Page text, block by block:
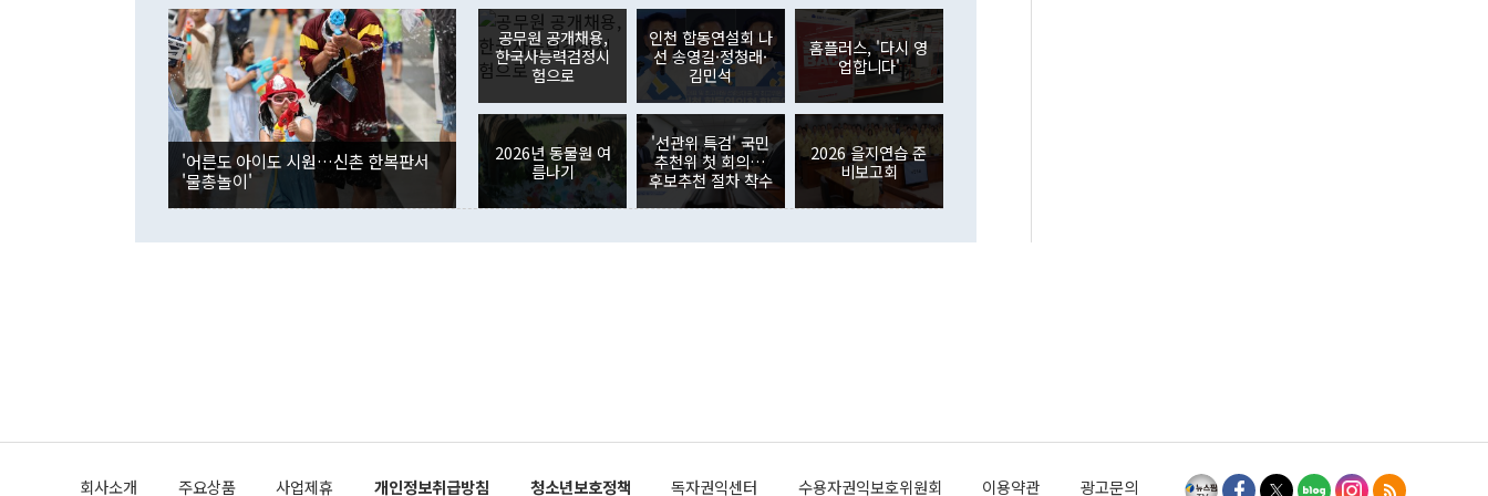
며 "정부 차원에서 (참석을) 검토하고 있다"고 발언한 데 대해서도 조 장관
은 "그것은 외교부의 몫"이라며 "아직 거기까지 진도가 나가지 않았다"고
잘랐다. 정 장관이 이날 소개한 대북 구상과 설명은 정부 내 조율을 거치지
않았다는 점에서 문제가 있다. 특히 주적 표현 대체와 국호 사용, 9·19 군
사합의 복원, 4자회담 추진 등은 통일부 장관이 결정할 사안이 아니어서 월
권이라는 지적이 나오고 있다. 이 대통령은 정 장관의 업무보고를 듣고 난
뒤 "여기 업무보고에 발표했다고 승인난 건 아니다"라고 재차 확인했다. 정
부의 한 소식통은 "정 장관의 발언 내용은 대부분 국가안전보장회의(NSC)
를 거쳐 결정된 사안이 아닌 정 장관의 개인적 생각에 가깝다"며 "안보 관
련 부처 장관이 정부의 공식 정책이 아닌 사안을 추진하겠다고 업무보고를
하고 대통령의 면전에서 '국군통수권자가 나서야 한다'고 주장한 것은 심각
이나 미국은 북한에 선비핵화를 공식적으로 요구한 적이 없기 때문이다. 지
공하는 방식으로 이뤄졌다. 1994년 북·미 제네바 기본합의는 핵시설 동결
였던 올해 3월(369억9000만달러)을 넘어선 것이다. 직접투자에서는 내국
인의 해외투자가 80억1000만달러, 외국인의 국내투자가 46억3000만달러
각각 증가했다. 증권투자에서는 외국인의 국내 주식 매도세가 이어졌다. 외
국인의 국내 주식 투자는 차익실현 매도 등의 영향으로 316억1000만달러
감소하며 전월(-310억5000만달러)에 이어 역대 최대 순매도 기록을 다시
경신했다. 외국인의 국내 채권투자는 세계국채지수(WGBI) 자금 유입에도
분기 말 만기도래 영향으로 증가 폭이 줄어든 52억9000만달러를 기록했
다. 내국인의 해외 증권투자는 주식을 중심으로 35억6000만달러 증가했
다. eoyn2@newspim.com
'어른도 아이도 시원…신촌 한복판서
'물총놀이'
공무원 공개채용,
한국사능력검정시
험으로
인천 합동연설회 나
선 송영길·정청래·
김민석
홈플러스, '다시 영
업합니다'
2026년 동물원 여
름나기
'선관위 특검' 국민
추천위 첫 회의…
후보추천 절차 착수
2026 을지연습 준
비보고회
회사소개 주요상품 사업제휴 개인정보취급방침 청소년보호정책 독자권익센터 수용자권익보호위원회 이용약관 광고문의